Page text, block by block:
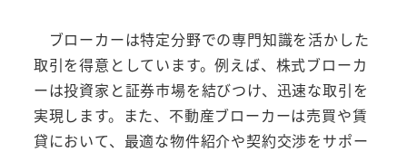
ブローカーは特定分野での専門知識を活かした
取引を得意としています。例えば、株式ブローカ
ーは投資家と証券市場を結びつけ、迅速な取引を
実現します。また、不動産ブローカーは売買や賃
貸において、最適な物件紹介や契約交渉をサポー